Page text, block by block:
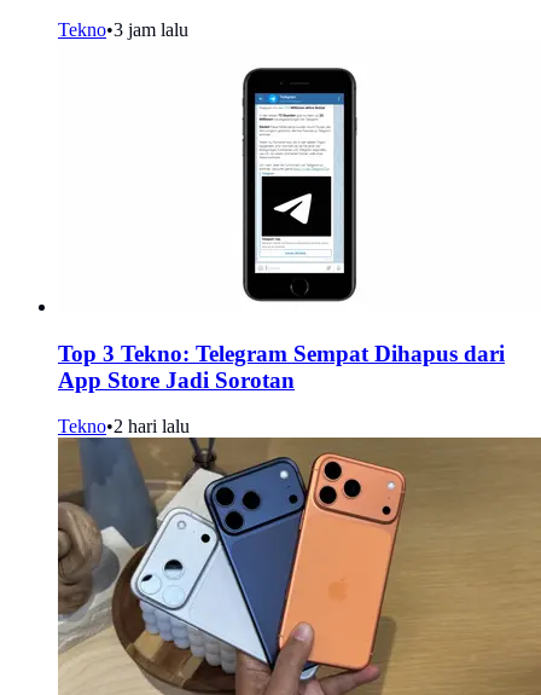
Tekno•3 jam lalu
Top 3 Tekno: Telegram Sempat Dihapus dari
App Store Jadi Sorotan
Tekno•2 hari lalu